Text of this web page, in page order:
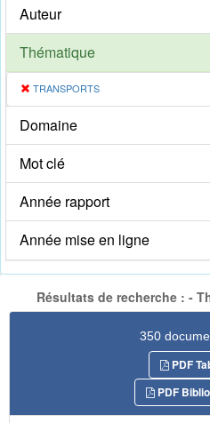
Auteur
Thématique
TRANSPORTS
Domaine
Mot clé
Année rapport
Année mise en ligne
Résultats de recherche : -
350
PDF
PDF